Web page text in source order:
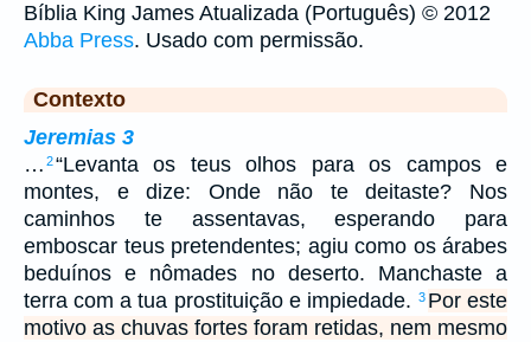
Bíblia King James Atualizada (Português) © 2012
Abba Press. Usado com permissão.
Contexto
Jeremias 3
… 2“Levanta os teus olhos para os campos e
montes, e dize: Onde não te deitaste? Nos
caminhos te assentavas, esperando para
emboscar teus pretendentes; agiu como os árabes
beduínos e nômades no deserto. Manchaste a
terra com a tua prostituição e impiedade. 3 Por este
motivo as chuvas fortes foram retidas, nem mesmo